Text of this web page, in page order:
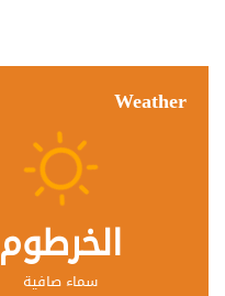
Weather
الخرطوم
سماء صافية